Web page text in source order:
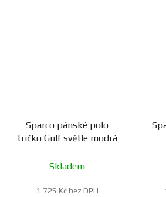
Sparco pánské polo
tričko Gulf světle modrá
Skladem
1 725 Kč bez DPH